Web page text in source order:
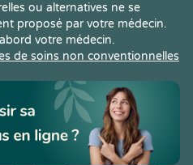
ou alternatives ne se
proposé par votre médecin.
votre médecin.
de soins non conventionnelles